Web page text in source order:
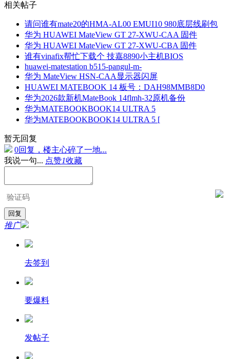
相关帖子
请问谁有mate20的HMA-AL00 EMUI10 980底层线刷包
华为 HUAWEI MateView GT 27-XWU-CAA 固件
华为 HUAWEI MateView GT 27-XWU-CBA 固件
谁有vinafix帮忙下载个 技嘉8890小主机BIOS
huawei-matestation b515-pangul-m-
华为 MateView HSN-CAA显示器闪屏
HUAWEI MATEBOOK 14 板号：DAH98MMB8D0
华为2026款新机MateBook 14flmh-32原机备份
华为MATEBOOKBOOK14 ULTRA 5
华为MATEBOOKBOOK14 ULTRA 5 [
暂无回复
0回复，楼主心碎了一地...
我说一句... 点赞1收藏
推广
去签到
要爆料
发帖子